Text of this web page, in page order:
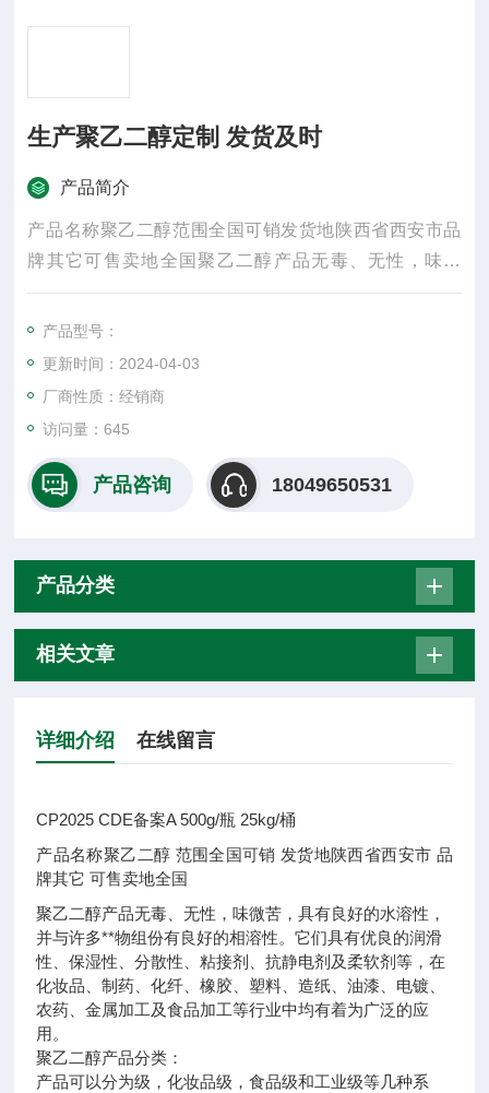
生产聚乙二醇定制 发货及时
产品简介
产品名称聚乙二醇范围全国可销发货地陕西省西安市品
牌其它可售卖地全国聚乙二醇产品无毒、无性，味微
苦，具有良好的水溶性，并与许多**物组份有良好的相溶
性产品型号：
更新时间：2024-04-03
厂商性质：经销商
访问量：645
产品咨询 18049650531
产品分类
相关文章
详细介绍 在线留言
CP2025 CDE备案A 500g/瓶 25kg/桶
产品名称聚乙二醇 范围全国可销 发货地陕西省西安市 品
牌其它 可售卖地全国
聚乙二醇产品无毒、无性，味微苦，具有良好的水溶性，
并与许多**物组份有良好的相溶性。它们具有优良的润滑
性、保湿性、分散性、粘接剂、抗静电剂及柔软剂等，在
化妆品、制药、化纤、橡胶、塑料、造纸、油漆、电镀、
农药、金属加工及食品加工等行业中均有着为广泛的应
用。
聚乙二醇产品分类：
产品可以分为级，化妆品级，食品级和工业级等几种系